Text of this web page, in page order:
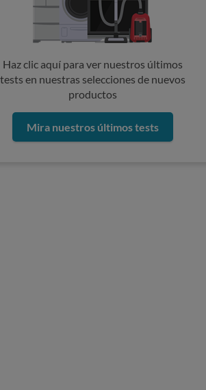
Haz clic aquí para ver nuestros últimos
tests en nuestras selecciones de nuevos
productos
Mira nuestros últimos tests